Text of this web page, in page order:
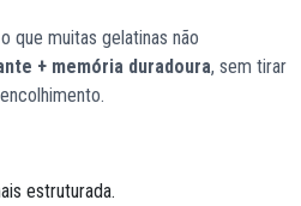
que muitas gelatinas não
+ memória duradoura, sem tirar
estruturada.